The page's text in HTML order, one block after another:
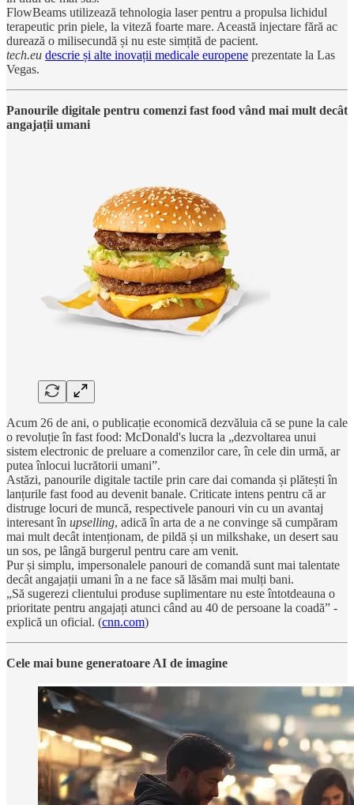
FlowBeams utilizează tehnologia laser pentru a propulsa lichidul
terapeutic prin piele, la viteză foarte mare. Această injectare fără ac
durează o milisecundă și nu este simțită de pacient.
tech.eu descrie și alte inovații medicale europene prezentate la Las
Vegas.
Panourile digitale pentru comenzi fast food vând mai mult decât
angajații umani
Acum 26 de ani, o publicație economică dezvăluia că se pune la cale
o revoluție în fast food: McDonald's lucra la „dezvoltarea unui
sistem electronic de preluare a comenzilor care, în cele din urmă, ar
putea înlocui lucrătorii umani”.
Astăzi, panourile digitale tactile prin care dai comanda și plătești în
lanțurile fast food au devenit banale. Criticate intens pentru că ar
distruge locuri de muncă, respectivele panouri vin cu un avantaj
interesant în upselling, adică în arta de a ne convinge să cumpăram
mai mult decât intenționam, de pildă și un milkshake, un desert sau
un sos, pe lângă burgerul pentru care am venit.
Pur și simplu, impersonalele panouri de comandă sunt mai talentate
decât angajații umani în a ne face să lăsăm mai mulți bani.
„Să sugerezi clientului produse suplimentare nu este întotdeauna o
prioritate pentru angajați atunci când au 40 de persoane la coadă” -
explică un oficial. (cnn.com)
Cele mai bune generatoare AI de imagine